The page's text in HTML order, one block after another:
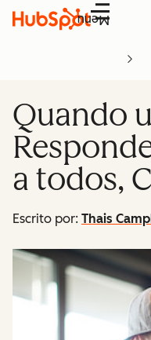
Menu
Quando
a todos,
Escrito por: Thais